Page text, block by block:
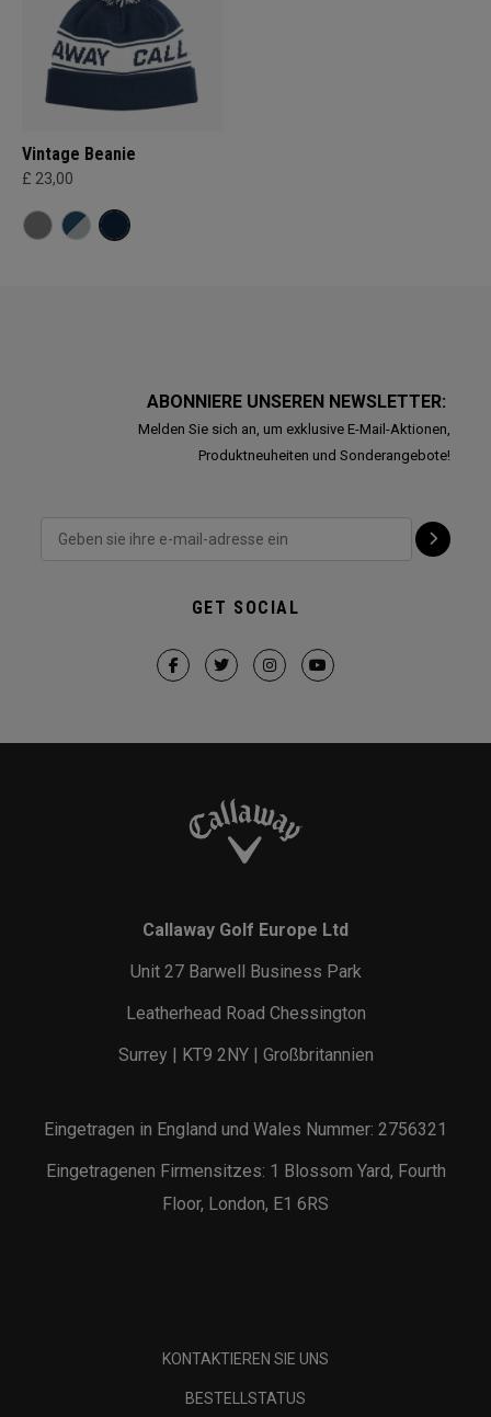
Vintage Beanie
£ 23,00
ABONNIERE UNSEREN NEWSLETTER:
Melden Sie sich an, um exklusive E-Mail-Aktionen,
Produktneuheiten und Sonderangebote!
GET SOCIAL
Callaway Golf Europe Ltd
Unit 27 Barwell Business Park
Leatherhead Road Chessington
Surrey | KT9 2NY | Großbritannien
Eingetragen in England und Wales Nummer: 2756321
Eingetragenen Firmensitzes: 1 Blossom Yard, Fourth
Floor, London, E1 6RS
KONTAKTIEREN SIE UNS
BESTELLSTATUS